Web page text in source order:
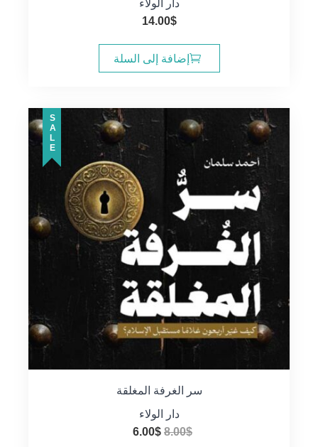
دار الولاء
14.00$
إضافة إلى السلة
SALE
سر الغرفة المغلقة
دار الولاء
8.00$
السعر
6.00$